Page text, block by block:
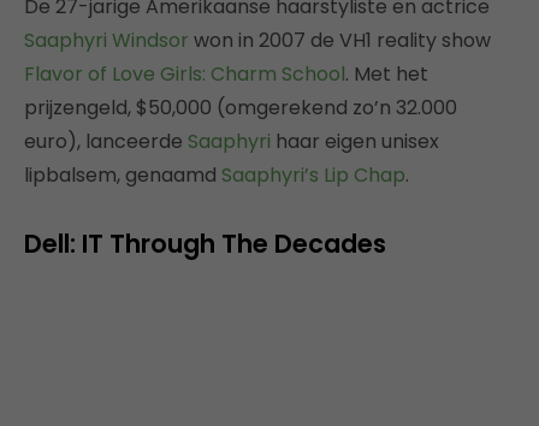
De 27-jarige Amerikaanse haarstyliste en actrice
Saaphyri Windsor won in 2007 de VH1 reality show
Flavor of Love Girls: Charm School. Met het
prijzengeld, $50,000 (omgerekend zo’n 32.000
euro), lanceerde Saaphyri haar eigen unisex
lipbalsem, genaamd Saaphyri’s Lip Chap.
Dell: IT Through The Decades